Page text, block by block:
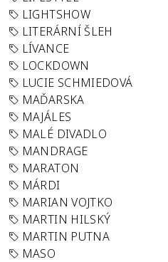
LIGHTSHOW
LITERÁRNÍ ŠLEH
LÍVANCE
LOCKDOWN
LUCIE SCHMIEDOVÁ
MAĎARSKA
MAJÁLES
MALÉ DIVADLO
MANDRAGE
MARATON
MÁRDI
MARIAN VOJTKO
MARTIN HILSKÝ
MARTIN PUTNA
MASO